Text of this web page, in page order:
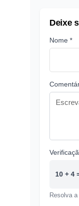
Deixe
Nome *
10 + 4
Resolva